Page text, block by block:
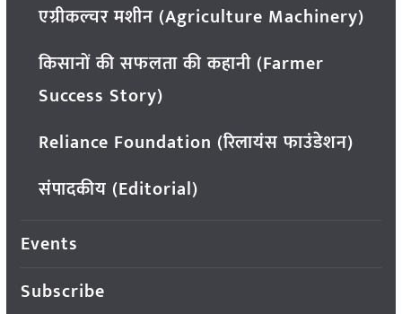
एग्रीकल्चर मशीन (Agriculture Machinery)
किसानों की सफलता की कहानी (Farmer
Success Story)
Reliance Foundation (रिलायंस फाउंडेशन)
संपादकीय (Editorial)
Events
Subscribe